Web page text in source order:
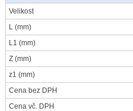
Velikost
L (mm)
L1 (mm)
Z (mm)
z1 (mm)
Cena bez DPH
Cena vč. DPH